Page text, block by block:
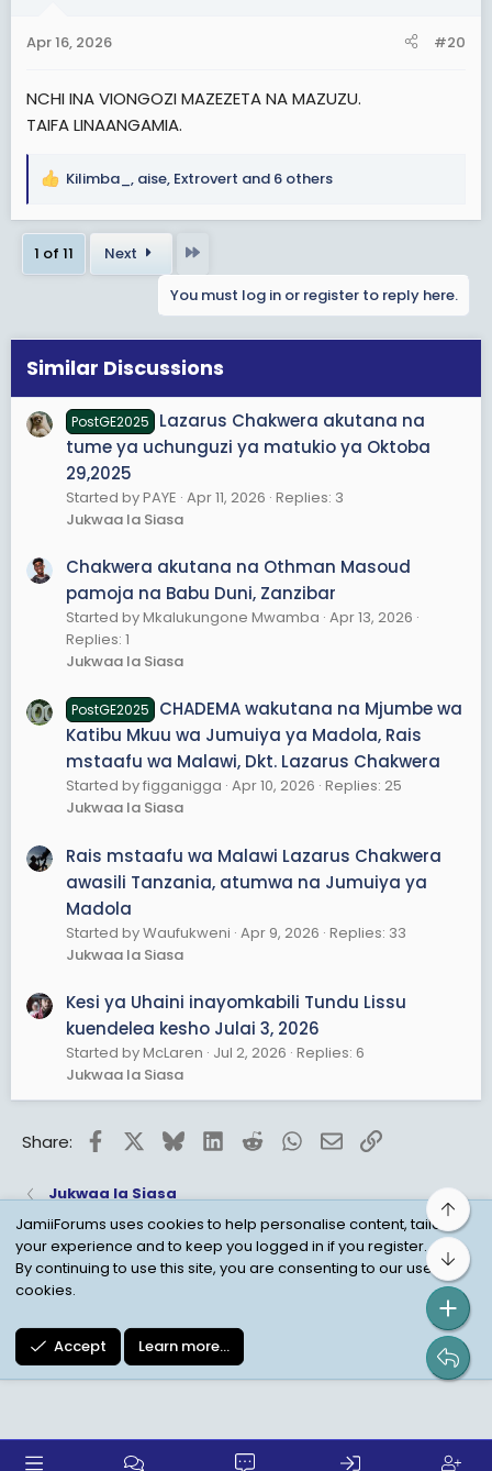
s
Apr 16, 2026 #20
NCHI INA VIONGOZI MAZEZETA NA MAZUZU.
TAIFA LINAANGAMIA.
R
a
c
t
n
s
Kilimba_ , aise, Extrovert and 6 others
1 of 11 Next
You must log in or register to reply here.
Similar Discussions
PostGE2025
Lazarus Chakwera akutana na
tume ya uchunguzi ya matukio ya Oktoba
29,2025
Started by PAYE Apr 11, 2026 Replies: 3
Jukwaa la Siasa
Chakwera akutana na Othman Masoud
pamoja na Babu Duni, Zanzibar
Started by Mkalukungone Mwamba Apr 13, 2026
Replies: 1
Jukwaa la Siasa
PostGE2025
CHADEMA wakutana na Mjumbe wa
Katibu Mkuu wa Jumuiya ya Madola, Rais
mstaafu wa Malawi, Dkt. Lazarus Chakwera
Started by figganigga Apr 10, 2026 Replies: 25
Jukwaa la Siasa
Rais mstaafu wa Malawi Lazarus Chakwera
awasili Tanzania, atumwa na Jumuiya ya
Madola
Started by Waufukweni Apr 9, 2026 Replies: 33
Jukwaa la Siasa
Kesi ya Uhaini inayomkabili Tundu Lissu
kuendelea kesho Julai 3, 2026
Started by McLaren Jul 2, 2026 Replies: 6
Jukwaa la Siasa
Share: FacebookBlueskyLinkedInRedditWhatsApp
EmailLink
Jukwaa la Siasa
Child Protection Policy
Personal Data Protection
JamiiForums uses cookies to help personalise content, tailor
your experience and to keep you logged in if you register.
By continuing to use this site, you are consenting to our use of
cookies.
Accept Learn more…
Top